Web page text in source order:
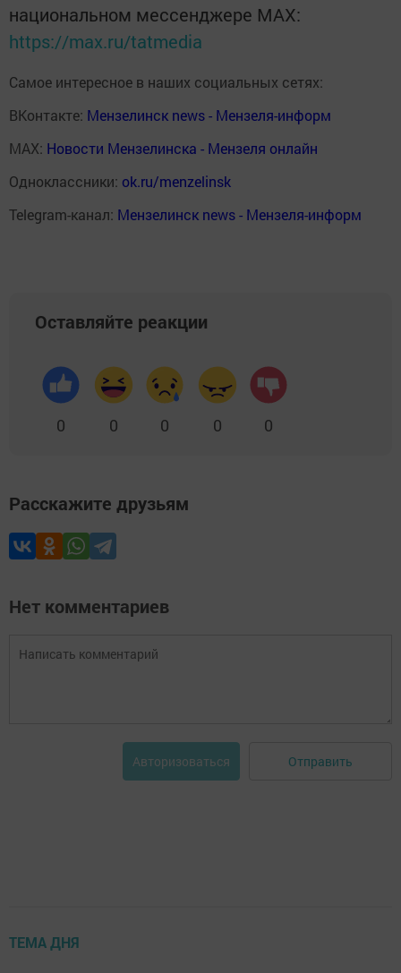
национальном мессенджере MАХ:
https://max.ru/tatmedia
Самое интересное в наших социальных сетях:
ВКонтакте: Мензелинск news - Мензеля-информ
MAX: Новости Мензелинска - Мензеля онлайн
Одноклассники: ok.ru/menzelinsk
Telegram-канал: Мензелинск news - Мензеля-информ
Оставляйте реакции
0 0 0 0 0
Расскажите друзьям
Нет комментариев
Авторизоваться Отправить
ТЕМА ДНЯ